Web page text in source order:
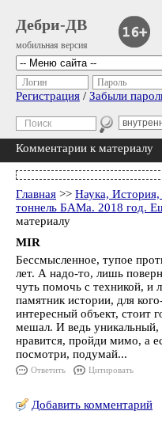
Дебри-ДВ
мобильная версия
Логин Пароль
Регистрация / Забыли
Комментарии к материалу
Главная >> Наука,
тоннель БАМа. 2018 год.
материалу
MIR
Бессмысленное, тупое
лет. А надо-то, лишь
чуть помочь с техникой, и
памятник истории, для
интересный объект, стоит
мешал. И ведь уникальный,
нравится, пройди мимо, а
посмотри, подумай...
Ответить Цитировать
Добавить комментарий